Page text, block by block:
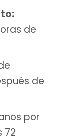
de
de
por
72